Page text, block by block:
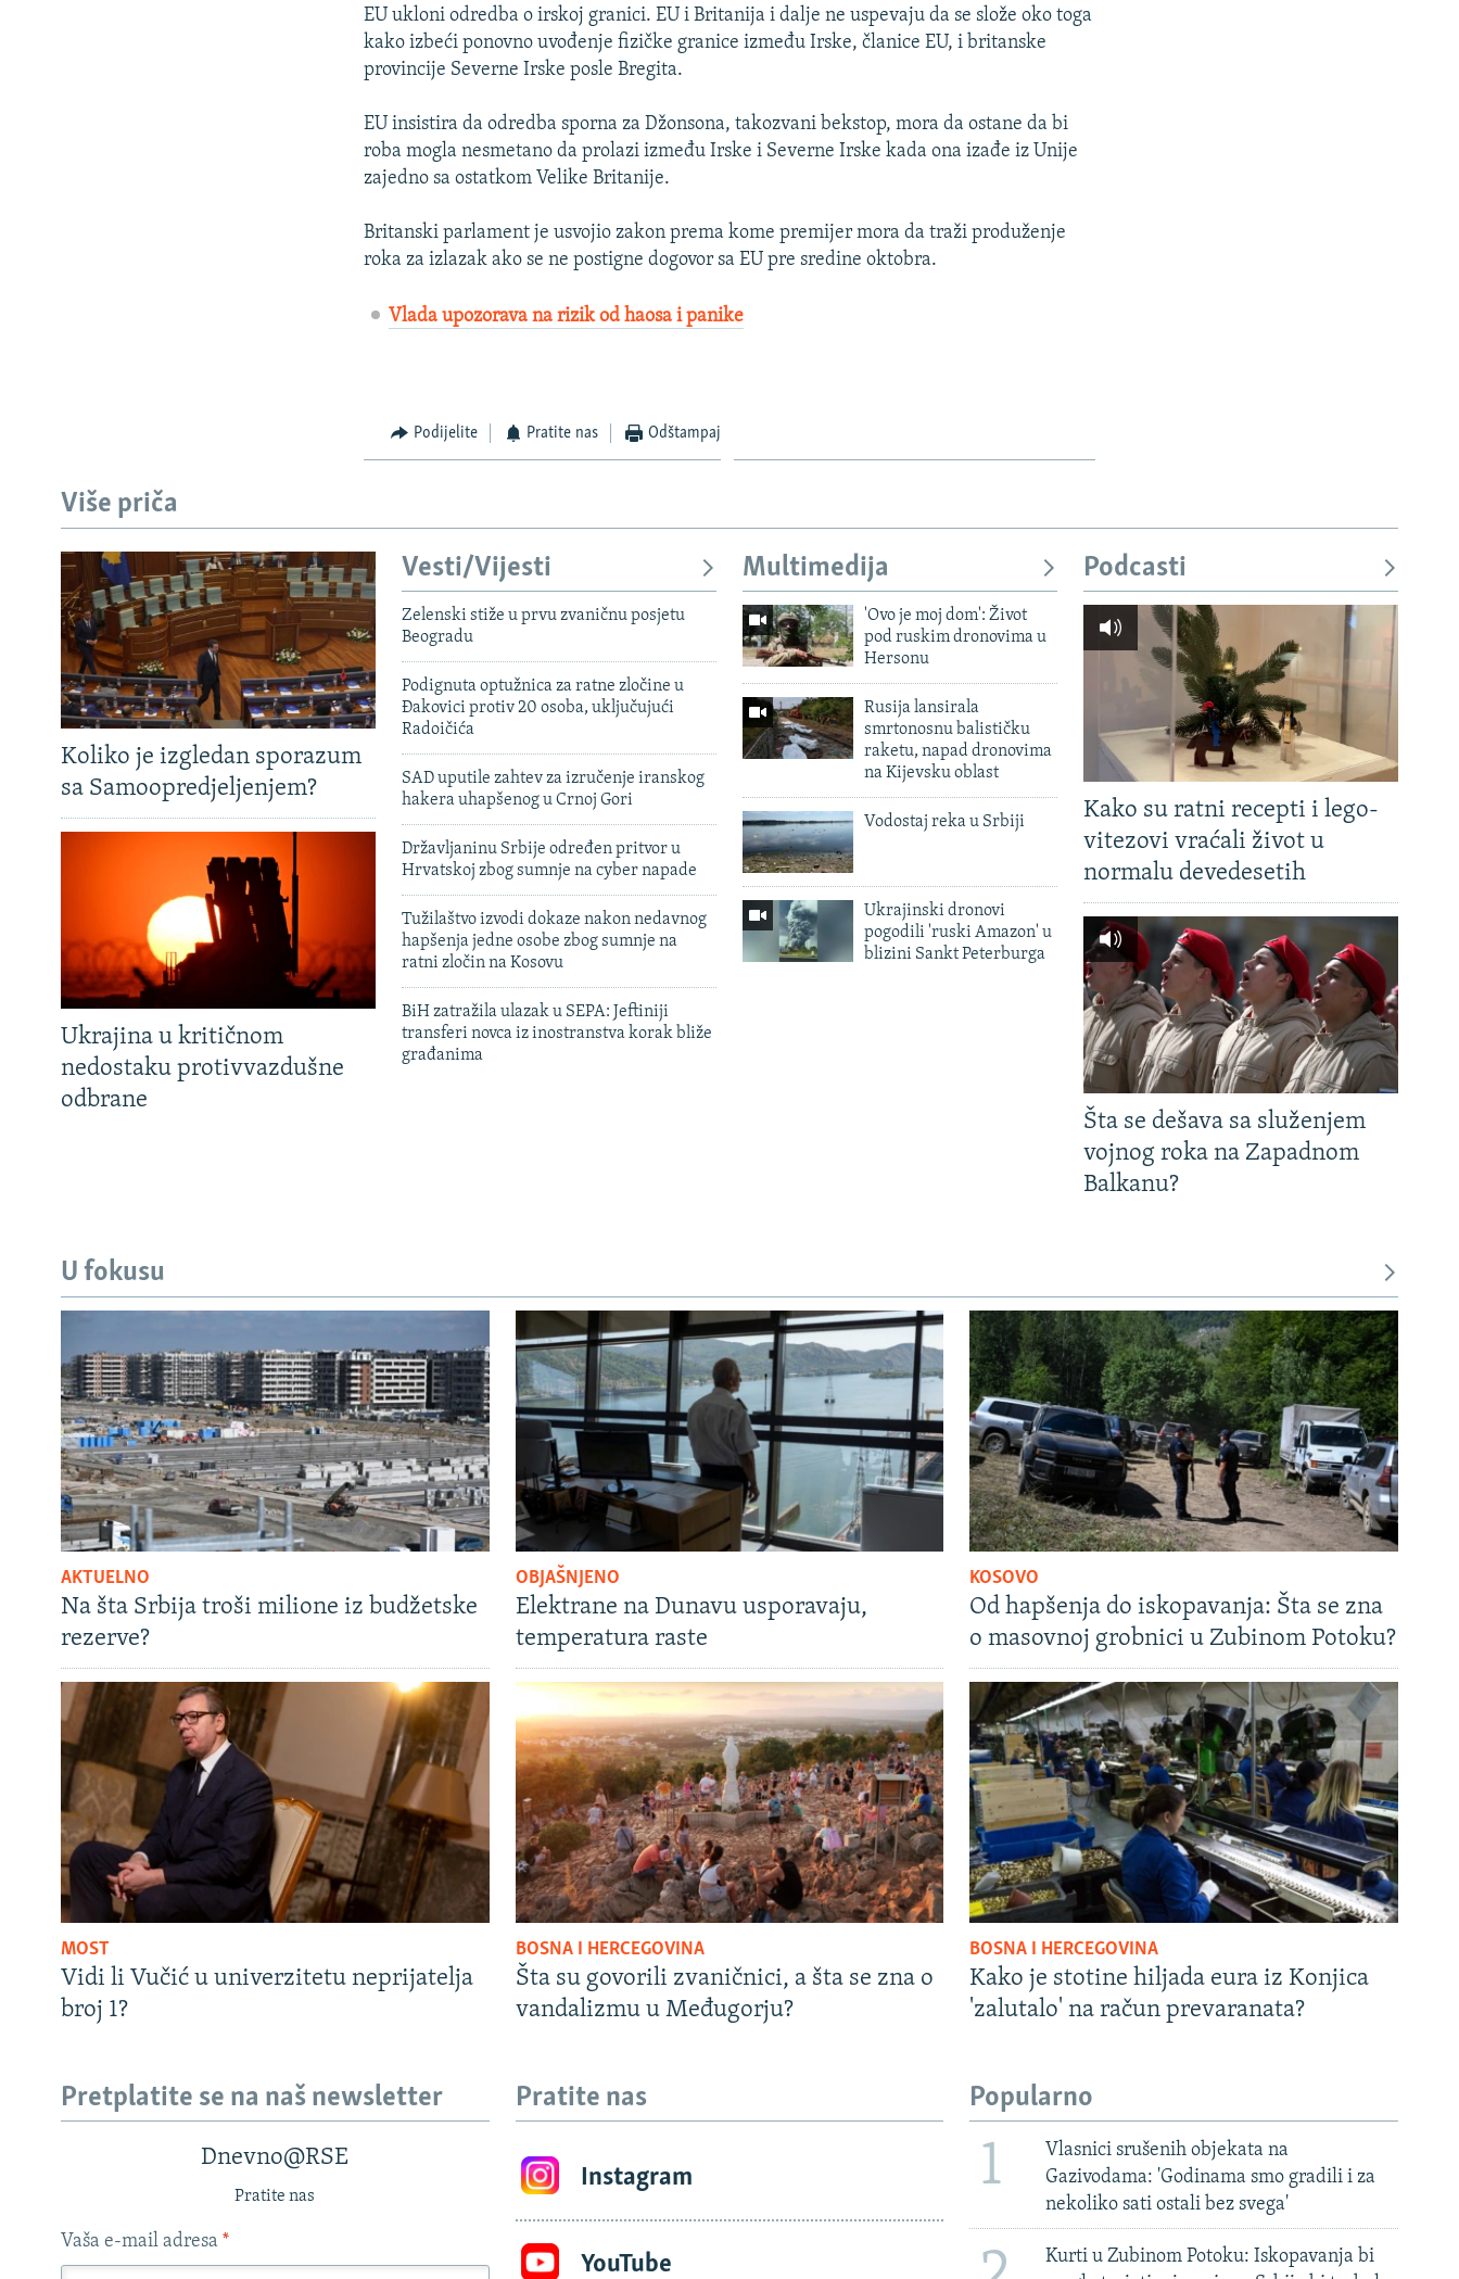
EU ukloni odredba o irskoj granici. EU i Britanija i dalje ne uspevaju da se slože oko toga
kako izbeći ponovno uvođenje fizičke granice između Irske, članice EU, i britanske
provincije Severne Irske posle Bregita.
EU insistira da odredba sporna za Džonsona, takozvani bekstop, mora da ostane da bi
roba mogla nesmetano da prolazi između Irske i Severne Irske kada ona izađe iz Unije
zajedno sa ostatkom Velike Britanije.
Britanski parlament je usvojio zakon prema kome premijer mora da traži produženje
roka za izlazak ako se ne postigne dogovor sa EU pre sredine oktobra.
Vlada upozorava na rizik od haosa i panike
Podijelite Pratite nas Odštampaj
Više priča
Koliko je izgledan sporazum
sa Samoopredjeljenjem?
Ukrajina u kritičnom
nedostaku protivvazdušne
odbrane
Vesti/Vijesti
Zelenski stiže u prvu zvaničnu posjetu
Beogradu
Podignuta optužnica za ratne zločine u
Đakovici protiv 20 osoba, uključujući
Radoičića
SAD uputile zahtev za izručenje iranskog
hakera uhapšenog u Crnoj Gori
Državljaninu Srbije određen pritvor u
Hrvatskoj zbog sumnje na cyber napade
Tužilaštvo izvodi dokaze nakon nedavnog
hapšenja jedne osobe zbog sumnje na
ratni zločin na Kosovu
BiH zatražila ulazak u SEPA: Jeftiniji
transferi novca iz inostranstva korak bliže
građanima
Multimedija
'Ovo je moj dom': Život
pod ruskim dronovima u
Hersonu
Rusija lansirala
smrtonosnu balističku
raketu, napad dronovima
na Kijevsku oblast
Vodostaj reka u Srbiji
Ukrajinski dronovi
pogodili 'ruski Amazon' u
blizini Sankt Peterburga
Podcasti
Kako su ratni recepti i lego-
vitezovi vraćali život u
normalu devedesetih
Šta se dešava sa služenjem
vojnog roka na Zapadnom
Balkanu?
U fokusu
AKTUELNO
Na šta Srbija troši milione iz budžetske
rezerve?
OBJAŠNJENO
Elektrane na Dunavu usporavaju,
temperatura raste
KOSOVO
Od hapšenja do iskopavanja: Šta se zna
o masovnoj grobnici u Zubinom Potoku?
MOST
Vidi li Vučić u univerzitetu neprijatelja
broj 1?
BOSNA I HERCEGOVINA
Šta su govorili zvaničnici, a šta se zna o
vandalizmu u Međugorju?
BOSNA I HERCEGOVINA
Kako je stotine hiljada eura iz Konjica
'zalutalo' na račun prevaranata?
Pretplatite se na naš newsletter
Dnevno@RSE
Pratite nas
Vaša e-mail adresa *
Pratite nas
Instagram
YouTube
Popularno
1
Vlasnici srušenih objekata na
Gazivodama: 'Godinama smo gradili i za
nekoliko sati ostali bez svega'
Kurti u Zubinom Potoku: Iskopavanja bi